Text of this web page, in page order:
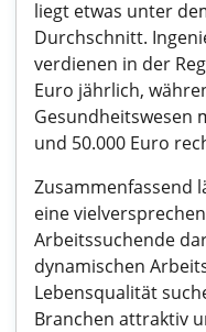
liegt etwas unter
Durchschnitt.
verdienen in der
Euro jährlich,
Gesundheitswesen
und 50.000 Euro
Zusammenfassend
eine
Arbeitssuchende
dynamischen
Lebensqualität
Branchen attraktiv